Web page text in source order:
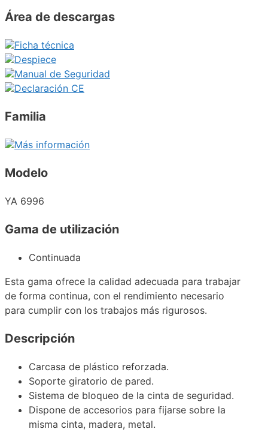
Área de descargas
Ficha técnica
Despiece
Manual de Seguridad
Declaración CE
Familia
Más información
Modelo
YA 6996
Gama de utilización
Continuada
Esta gama ofrece la calidad adecuada para trabajar
de forma continua, con el rendimiento necesario
para cumplir con los trabajos más rigurosos.
Descripción
Carcasa de plástico reforzada.
Soporte giratorio de pared.
Sistema de bloqueo de la cinta de seguridad.
Dispone de accesorios para fijarse sobre la
misma cinta, madera, metal.